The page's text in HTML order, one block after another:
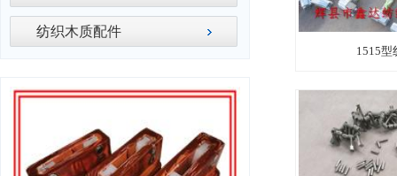
纺织木质配件
1515型